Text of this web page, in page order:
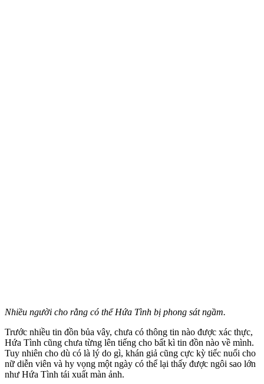
Nhiều người cho rằng có thể Hứa Tình bị phong sát ngầm.
Trước nhiều tin đồn bủa vây, chưa có thông tin nào được xác thực,
Hứa Tình cũng chưa từng lên tiếng cho bất kì tin đồn nào về mình.
Tuy nhiên cho dù có là lý do gì, khán giả cũng cực kỳ tiếc nuối cho
nữ diễn viên và hy vọng một ngày có thể lại thấy được ngôi sao lớn
như Hứa Tình tái xuất màn ảnh.